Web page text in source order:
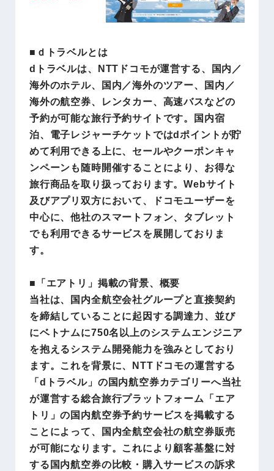
■ｄトラベルとは
dトラベルは、NTTドコモが運営する、国内／
海外のホテル、国内／海外のツアー、国内／
海外の航空券、レンタカー、高速バスなどの
予約が可能な旅行予約サイトです。国内宿
泊、電子レジャーチケットではdポイントが貯
めて利用できる上に、セールやクーポンキャ
ンペーンも随時開催することにより、お得な
旅行商品を取り扱っております。Webサイト
及びアプリ双方において、ドコモユーザーを
中心に、他社のスマートフォン、タブレット
でも利用できるサービスを展開しておりま
す。
■「エアトリ」掲載の背景、概要
当社は、国内全航空会社グループと直接契約
を締結していることに起因する調達力、並び
にベトナムに750名以上のシステムエンジニア
を抱えるシステム開発能力を強みとしており
ます。これを背景に、NTTドコモの運営する
「dトラベル」の国内航空券カテゴリーへ当社
が運営する総合旅行プラットフォーム「エア
トリ」の国内航空券予約サービスを掲載する
ことによって、国内全航空会社の航空券販売
が可能になります。これにより顧客基盤に対
する国内航空券の比較・購入サービスの訴求